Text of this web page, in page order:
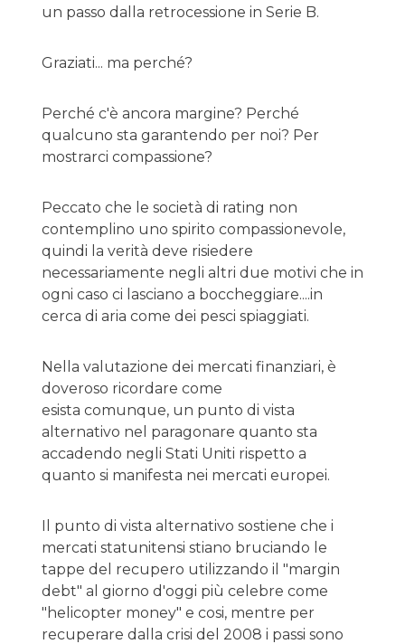
un passo dalla retrocessione in Serie B.
Graziati... ma perché?
Perché c'è ancora margine? Perché
qualcuno sta garantendo per noi? Per
mostrarci compassione?
Peccato che le società di rating non
contemplino uno spirito compassionevole,
quindi la verità deve risiedere
necessariamente negli altri due motivi che in
ogni caso ci lasciano a boccheggiare....in
cerca di aria come dei pesci spiaggiati.
Nella valutazione dei mercati finanziari, è
doveroso ricordare come
esista comunque, un punto di vista
alternativo nel paragonare quanto sta
accadendo negli Stati Uniti rispetto a
quanto si manifesta nei mercati europei.
Il punto di vista alternativo sostiene che i
mercati statunitensi stiano bruciando le
tappe del recupero utilizzando il "margin
debt" al giorno d'oggi più celebre come
"helicopter money" e cosi, mentre per
recuperare dalla crisi del 2008 i passi sono